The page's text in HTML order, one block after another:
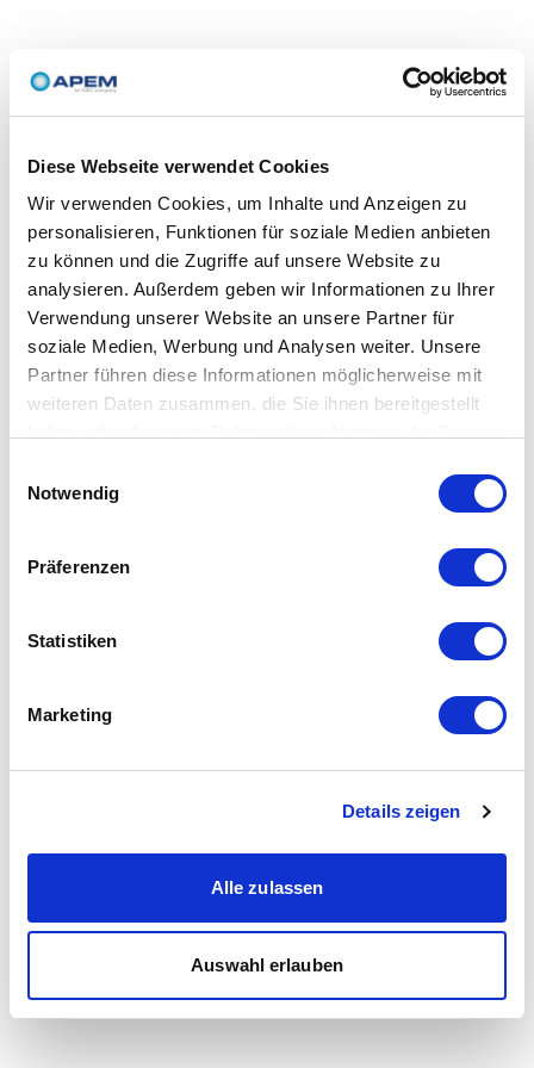
Diese Webseite verwendet Cookies
Wir verwenden Cookies, um Inhalte und Anzeigen zu
personalisieren, Funktionen für soziale Medien anbieten
zu können und die Zugriffe auf unsere Website zu
analysieren. Außerdem geben wir Informationen zu Ihrer
Verwendung unserer Website an unsere Partner für
soziale Medien, Werbung und Analysen weiter. Unsere
Partner führen diese Informationen möglicherweise mit
weiteren Daten zusammen, die Sie ihnen bereitgestellt
Notwendig
Präferenzen
Statistiken
Marketing
Details zeigen
Alle zulassen
Auswahl erlauben